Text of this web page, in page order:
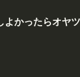
よかったらオヤ